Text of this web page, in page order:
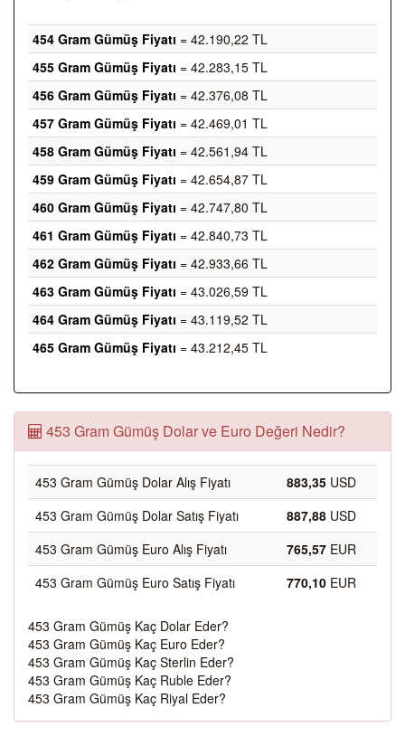
454 Gram Gümüş Fiyatı = 42.190,22 TL
455 Gram Gümüş Fiyatı = 42.283,15 TL
456 Gram Gümüş Fiyatı = 42.376,08 TL
457 Gram Gümüş Fiyatı = 42.469,01 TL
458 Gram Gümüş Fiyatı = 42.561,94 TL
459 Gram Gümüş Fiyatı = 42.654,87 TL
460 Gram Gümüş Fiyatı = 42.747,80 TL
461 Gram Gümüş Fiyatı = 42.840,73 TL
462 Gram Gümüş Fiyatı = 42.933,66 TL
463 Gram Gümüş Fiyatı = 43.026,59 TL
464 Gram Gümüş Fiyatı = 43.119,52 TL
465 Gram Gümüş Fiyatı = 43.212,45 TL
453 Gram Gümüş Dolar ve Euro Değeri Nedir?
453 Gram Gümüş Dolar Alış Fiyatı 883,35 USD
453 Gram Gümüş Dolar Satış Fiyatı
887,88 USD
453 Gram Gümüş Euro Alış Fiyatı
765,57 EUR
453 Gram Gümüş Euro Satış Fiyatı
770,10 EUR
453 Gram Gümüş Kaç Dolar Eder?
453 Gram Gümüş Kaç Euro Eder?
453 Gram Gümüş Kaç Sterlin Eder?
453 Gram Gümüş Kaç Ruble Eder?
453 Gram Gümüş Kaç Riyal Eder?